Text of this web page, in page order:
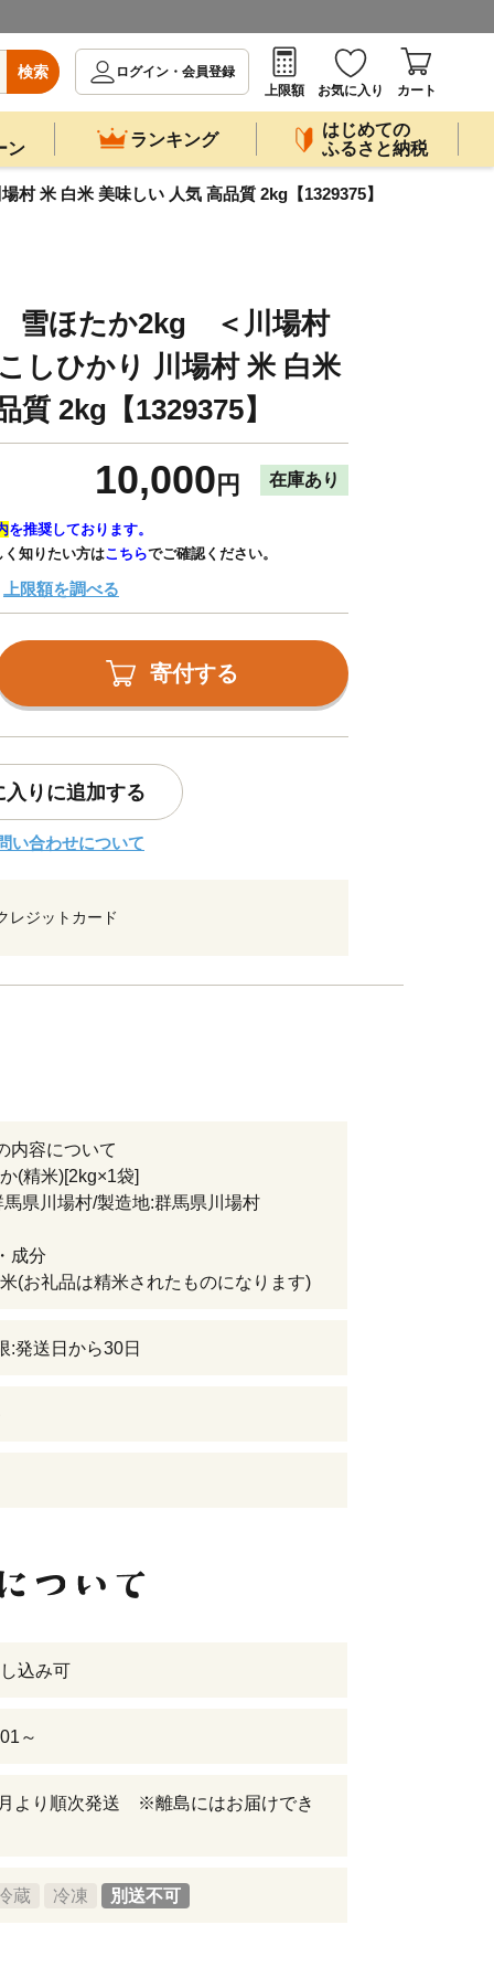
検索
ログイン・会員登録
上限額
お気に入り カート
ン
ランキング
はじめての
ふるさと納税
米 白米 美味しい 人気 高品質 2kg【1329375】
雪ほたか2kg ＜川場村
しひかり 川場村 米 白米
質 2kg【1329375】
10,000 円 在庫あり
を推奨しております。
く知りたい方はこちらでご確認ください。
上限額を調べる
寄付する
入りに追加する
い合わせについて
レジットカード
内容について
(精米)[2kg×1袋]
馬県川場村/製造地:群馬県川場村
成分
(お礼品は精米されたものになります)
:発送日から30日
込み可
～
より順次発送 ※離島にはお届けでき
蔵 冷凍 別送不可